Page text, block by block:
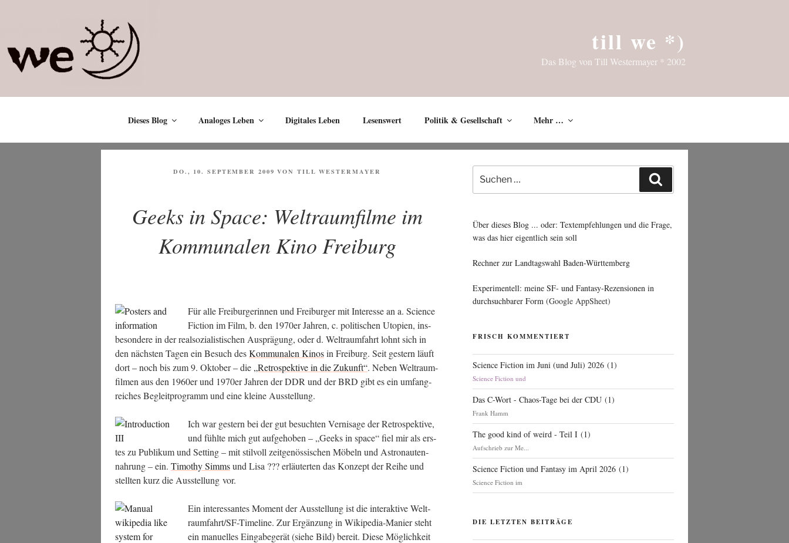
till we *)
Das Blog von Till Westermayer * 2002
Dieses Blog Analoges Leben Digitales Leben Lesenswert Politik & Gesellschaft Mehr …
VERÖFFENTLICHT
DO., 10. SEPTEMBER 2009 VON TILL WESTERMAYER
Geeks in Space: Weltraumfilme im
Kommunalen Kino Freiburg
Für alle Frei­bur­ge­rin­nen und Frei­bur­ger mit Inter­es­se an a. Sci­ence
Fic­tion im Film, b. den 1970er Jah­ren, c. poli­ti­schen Uto­pien, ins­
be­son­de­re in der real­so­zia­lis­ti­schen Aus­prä­gung, oder d. Welt­raum­fahrt lohnt sich in
den nächs­ten Tagen ein Besuch desKom­mu­na­len Kinosin Frei­burg. Seit ges­tern läuft
dort – noch bis zum 9. Okto­ber – die „Retro­spek­ti­ve in die Zukunft“. Neben Welt­raum­
fil­men aus den 1960er und 1970er Jah­ren der DDR und der BRD gibt es ein umfang­
rei­ches Begleit­pro­gramm und eine klei­ne Ausstellung.
Ich war ges­tern bei der gut besuch­ten Ver­ni­sa­ge der Retro­spek­ti­ve,
und fühl­te mich gut auf­ge­ho­ben – „Geeks in space“ fiel mir als ers­
tes zu Publi­kum und Set­ting – mit stil­voll zeit­ge­nös­si­schen Möbeln und Astro­nau­ten­
nah­rung – ein. Timo­thy Simmsund Lisa ??? erläu­ter­ten das Kon­zept der Rei­he und
stell­ten kurz die Aus­stel­lung vor.
Ein inter­es­san­tes Moment der Aus­stel­lung ist die inter­ak­ti­ve Welt­
raum­fahr­t/SF-Time­line. Zur Ergän­zung in Wiki­pe­dia-Manier steht
ein manu­el­les Ein­ga­be­ge­rät (sie­he Bild) bereit. Die­se Mög­lich­keit
nach:
Über dieses Blog ... oder: Textempfehlungen und die Frage,
was das hier eigentlich sein soll
Rechner zur Landtagswahl Baden-Württemberg
Experimentell: meine SF- und Fantasy-Rezensionen in
durchsuchbarer Form (Google AppSheet)
FRISCH KOMMENTIERT
Science Fiction im Juni (und Juli) 2026 (1)
Science Fiction und
Das C-Wort - Chaos-Tage bei der CDU (1)
Frank Hamm
The good kind of weird - Teil I (1)
Aufschrieb zur Me...
Science Fiction und Fantasy im April 2026 (1)
Science Fiction im
DIE LETZTEN BEITRÄGE